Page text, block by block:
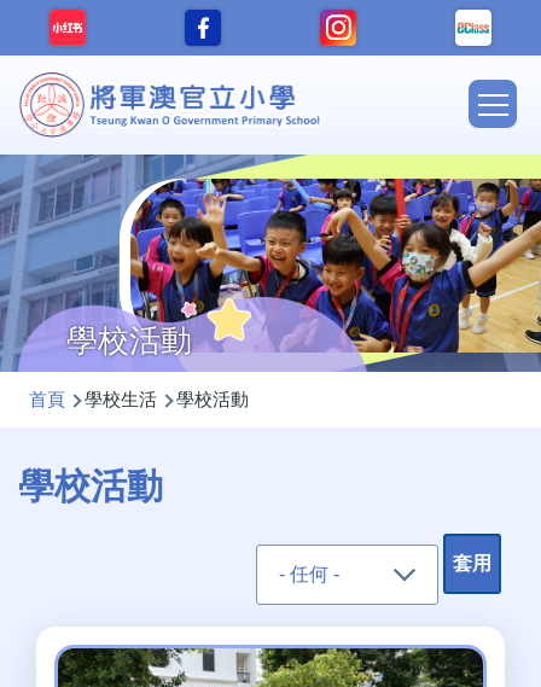
移至主內容
Main
學校活動
導
連
結
首頁 學校生活 學校活動
學校活動